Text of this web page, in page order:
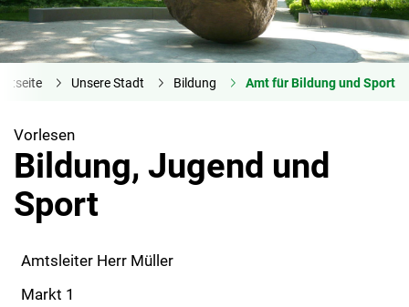
Unsere Stadt Bildung Amt für Bildung und Sport
Vorlesen
Bildung, Jugend und
Sport
Amtsleiter Herr Müller
Markt 1